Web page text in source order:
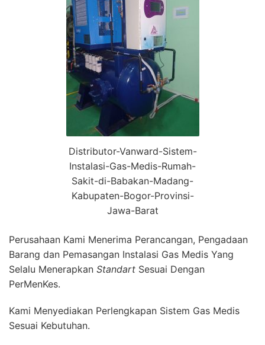
Distributor-Vanward-Sistem-
Instalasi-Gas-Medis-Rumah-
Sakit-di-Babakan-Madang-
Kabupaten-Bogor-Provinsi-
Jawa-Barat
Perusahaan Kami Menerima Perancangan, Pengadaan
Barang dan Pemasangan Instalasi Gas Medis Yang
Selalu Menerapkan Standart Sesuai Dengan
PerMenKes.
Kami Menyediakan Perlengkapan Sistem Gas Medis
Sesuai Kebutuhan.